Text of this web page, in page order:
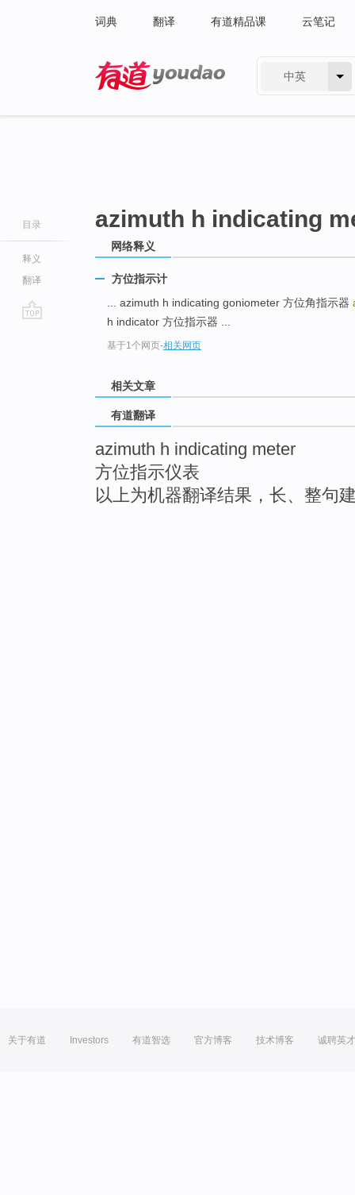
词典 翻译 有道精品课 云笔记
中英
目录
释义
翻译
azimuth h indicating
网络释义
方位指示计
... azimuth h indicating goniometer 方位角指示器
h indicator 方位指示器 ...
基于1个网页-相关网页
相关文章
有道翻译
azimuth h indicating meter
方位指示仪表
以上为机器翻译结果，长、整句
关于有道 Investors 有道智选 官方博客 技术博客 诚聘英才